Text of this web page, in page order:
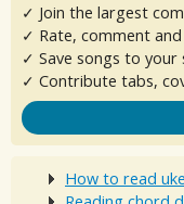
✓ Join the largest
✓ Rate, comment
✓ Save songs to your
✓ Contribute tabs,
How to read